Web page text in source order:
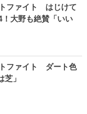
トファイト はじけて
大野も絶賛「いい
トファイト ダート色
芝」